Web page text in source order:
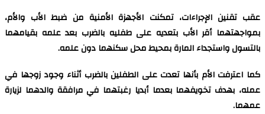
عقب تقنين الإجراءات، تمكنت الأجهزة الأمنية من ضبط الأب والأم،
بمواجهتهما أقر الأب بتعديه على طفليه بالضرب بعد علمه بقيامهما
بالتسول واستجداء المارة بمحيط محل سكنهما دون علمه.
كما اعترفت الأم بأنها تعدت على الطفلين بالضرب أثناء وجود زوجها في
عمله، بهدف تخويفهما بعدما أبديا رغبتهما في مرافقة والدهما لزيارة
عمهما.